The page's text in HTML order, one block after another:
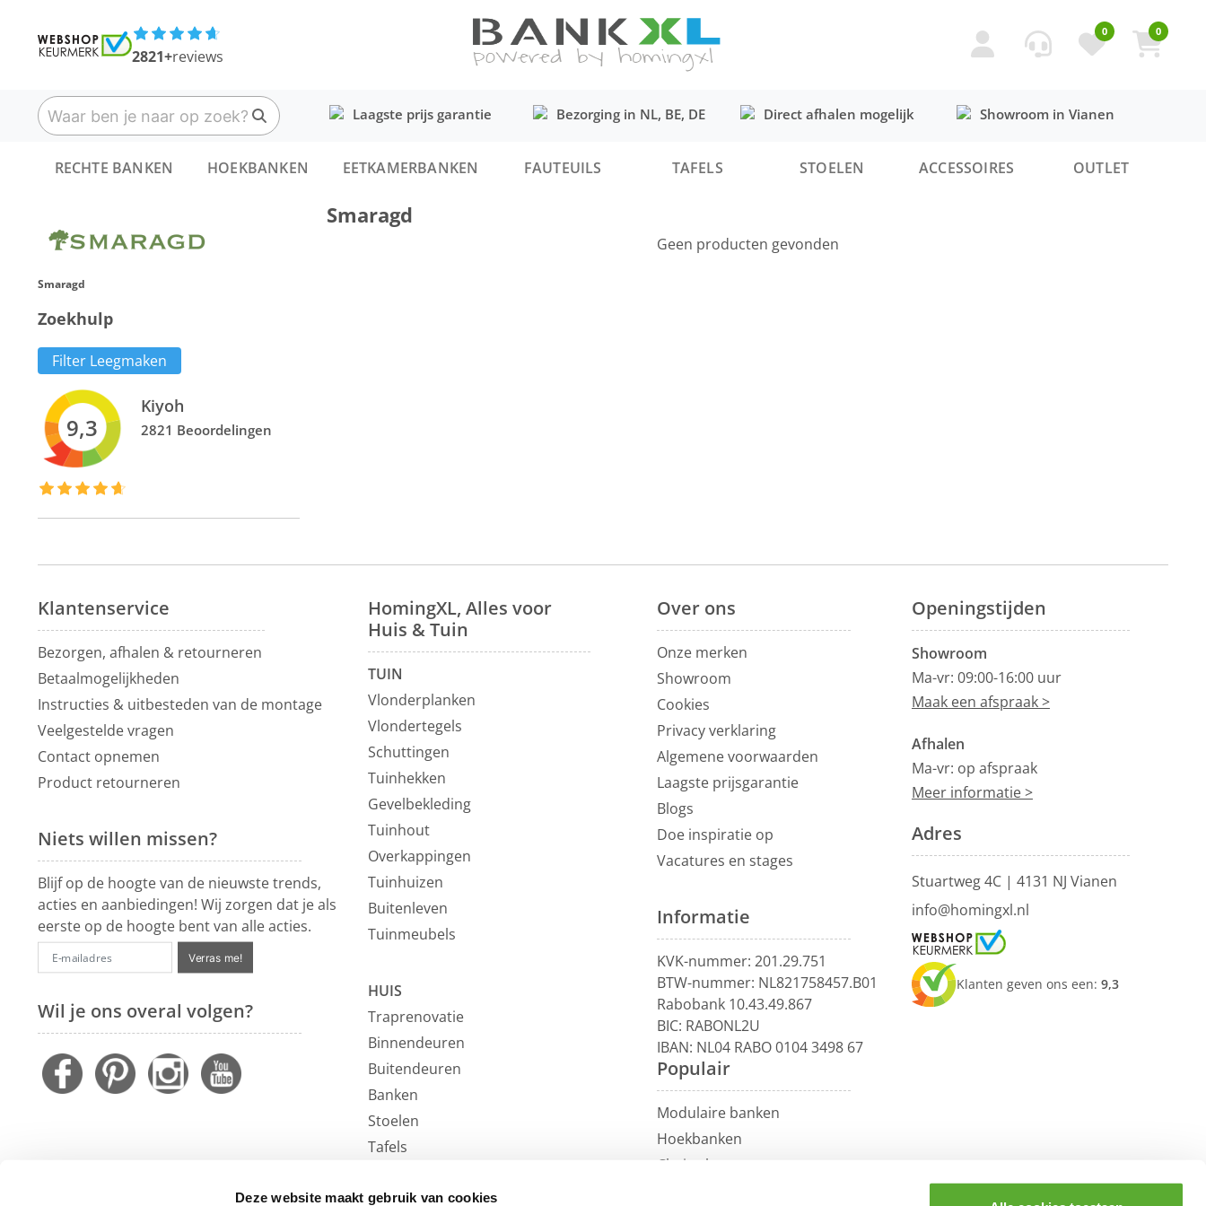
Deze website maakt gebruik van cookies
2821+reviews
0 0
Laagste prijs garantie Bezorging in NL, BE, DE Direct afhalen mogelijk Showroom in Vianen
RECHTE BANKEN HOEKBANKEN EETKAMERBANKEN FAUTEUILS TAFELS STOELEN ACCESSOIRES OUTLET
Smaragd
Zoekhulp
Filter Leegmaken
9,3
Kiyoh
2821 Beoordelingen
Smaragd
Geen producten gevonden
Klantenservice
Bezorgen, afhalen & retourneren
Betaalmogelijkheden
Instructies & uitbesteden van de montage
Veelgestelde vragen
Contact opnemen
Product retourneren
Niets willen missen?
Blijf op de hoogte van de nieuwste trends,
acties en aanbiedingen! Wij zorgen dat je als
eerste op de hoogte bent van alle acties.
Verras me!
Wil je ons overal volgen?
HomingXL, Alles voor
Huis & Tuin
TUIN
Vlonderplanken
Vlondertegels
Schuttingen
Tuinhekken
Gevelbekleding
Tuinhout
Overkappingen
Tuinhuizen
Buitenleven
Tuinmeubels
HUIS
Traprenovatie
Binnendeuren
Buitendeuren
Banken
Stoelen
Tafels
Vloeren
Over ons
Onze merken
Showroom
Cookies
Privacy verklaring
Algemene voorwaarden
Laagste prijsgarantie
Blogs
Doe inspiratie op
Vacatures en stages
Informatie
KVK-nummer: 201.29.751
BTW-nummer: NL821758457.B01
Rabobank 10.43.49.867
BIC: RABONL2U
IBAN: NL04 RABO 0104 3498 67
Populair
Modulaire banken
Hoekbanken
Chaise longue
Openingstijden
Showroom
Ma-vr: 09:00-16:00 uur
Maak een afspraak >
Afhalen
Ma-vr: op afspraak
Meer informatie >
Adres
Stuartweg 4C | 4131 NJ Vianen
info@homingxl.nl
Klanten geven ons een: 9,3